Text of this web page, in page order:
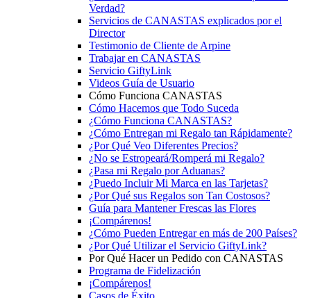
Verdad?
Servicios de CANASTAS explicados por el
Director
Testimonio de Cliente de Arpine
Trabajar en CANASTAS
Servicio GiftyLink
Videos Guía de Usuario
Cómo Funciona CANASTAS
Cómo Hacemos que Todo Suceda
¿Cómo Funciona CANASTAS?
¿Cómo Entregan mi Regalo tan Rápidamente?
¿Por Qué Veo Diferentes Precios?
¿No se Estropeará/Romperá mi Regalo?
¿Pasa mi Regalo por Aduanas?
¿Puedo Incluir Mi Marca en las Tarjetas?
¿Por Qué sus Regalos son Tan Costosos?
Guía para Mantener Frescas las Flores
¡Compárenos!
¿Cómo Pueden Entregar en más de 200 Países?
¿Por Qué Utilizar el Servicio GiftyLink?
Por Qué Hacer un Pedido con CANASTAS
Programa de Fidelización
¡Compárenos!
Casos de Éxito